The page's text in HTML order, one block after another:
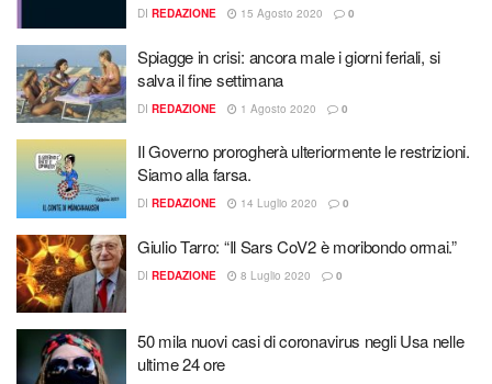
DI REDAZIONE 15 Agosto 2020 0
Spiagge in crisi: ancora male i giorni feriali, si
salva il fine settimana
DI REDAZIONE 1 Agosto 2020 0
Il Governo prorogherà ulteriormente le restrizioni.
Siamo alla farsa.
DI REDAZIONE 14 Luglio 2020 0
Giulio Tarro: “Il Sars CoV2 è moribondo ormai.”
DI REDAZIONE 8 Luglio 2020 0
50 mila nuovi casi di coronavirus negli Usa nelle
ultime 24 ore